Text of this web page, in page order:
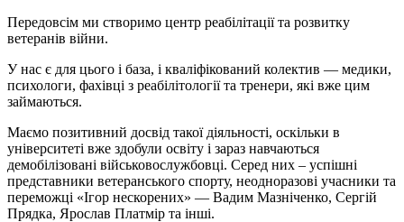
Передовсім ми створимо центр реабілітації та розвитку
ветеранів війни.
У нас є для цього і база, і кваліфікований колектив — медики,
психологи, фахівці з реабілітології та тренери, які вже цим
займаються.
Маємо позитивний досвід такої діяльності, оскільки в
університеті вже здобули освіту і зараз навчаються
демобілізовані військовослужбовці. Серед них – успішні
представники ветеранського спорту, неодноразові учасники та
переможці «Ігор нескорених» — Вадим Мазніченко, Сергій
Прядка, Ярослав Платмір та інші.